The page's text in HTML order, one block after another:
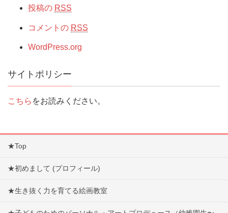
投稿の RSS
コメントの RSS
WordPress.org
サイトポリシー
こちら をお読みください。
★Top
★初めまして (プロフィール)
★生き抜く力を育てる絵画教室